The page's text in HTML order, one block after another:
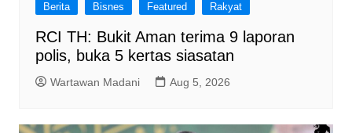
Berita Bisnes Featured Rakyat
RCI TH: Bukit Aman terima 9 laporan
polis, buka 5 kertas siasatan
Wartawan Madani Aug 5, 2026